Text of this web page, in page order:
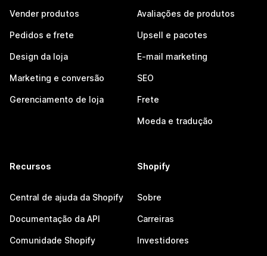
Vender produtos
Pedidos e frete
Design da loja
Marketing e conversão
Gerenciamento de loja
Avaliações de produtos
Upsell e pacotes
E-mail marketing
SEO
Frete
Moeda e tradução
Recursos
Central de ajuda da Shopify
Documentação da API
Comunidade Shopify
Shopify
Sobre
Carreiras
Investidores